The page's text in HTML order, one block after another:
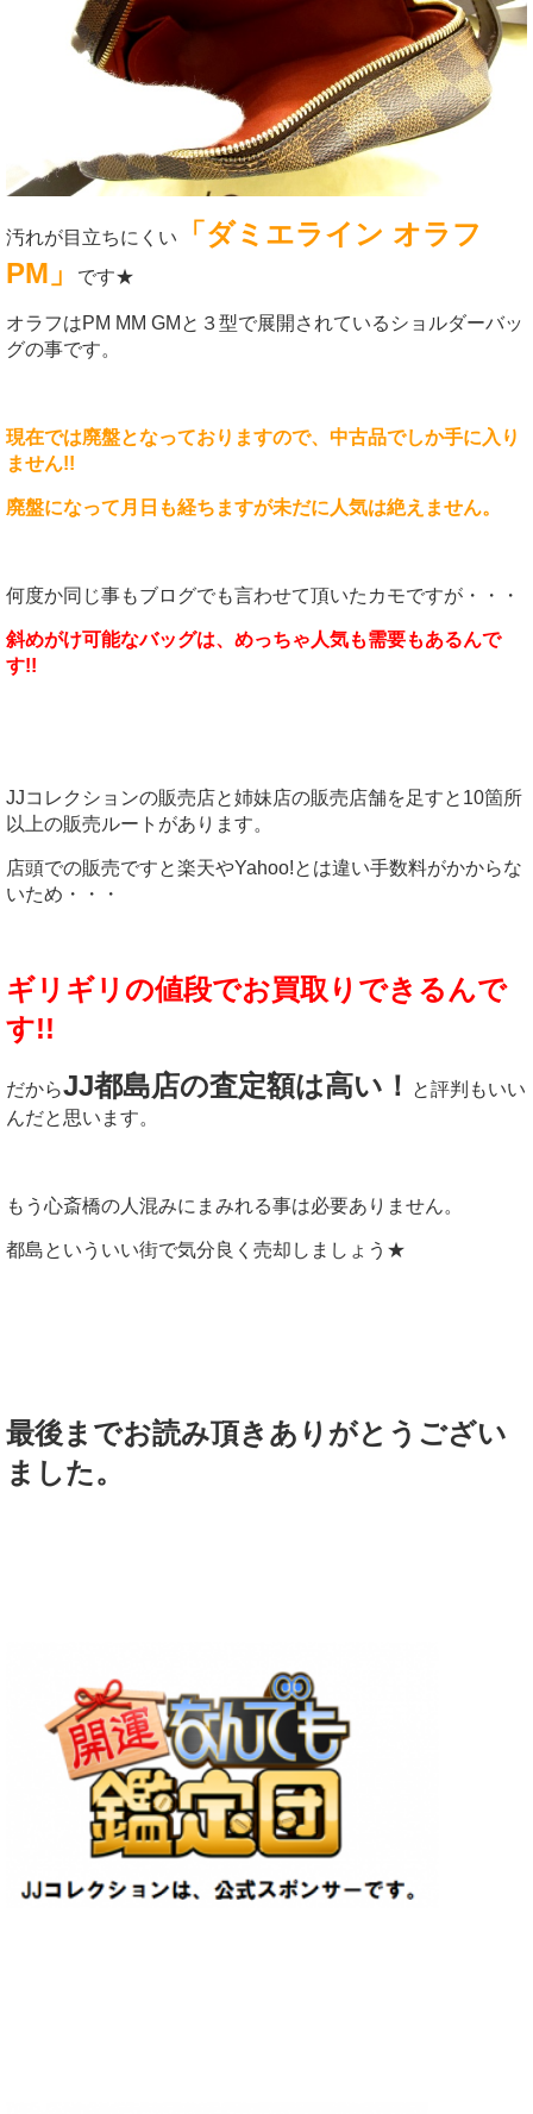
汚れが目立ちにくい
「ダミエライン オラフ
PM」
です★
オラフはPM MM GMと３型で展開されているショルダーバッ
グの事です。
現在では廃盤となっておりますので、中古品でしか手に入り
ません!!
廃盤になって月日も経ちますが未だに人気は絶えません。
何度か同じ事もブログでも言わせて頂いたカモですが・・・
斜めがけ可能なバッグは、めっちゃ人気も需要もあるんで
す!!
JJコレクションの販売店と姉妹店の販売店舗を足すと10箇所
以上の販売ルートがあります。
店頭での販売ですと楽天やYahoo!とは違い手数料がかからな
いため・・・
ギリギリの値段でお買取りできるんで
す!!
だからJJ都島店の査定額は高い！
と評判もいい
んだと思います。
もう心斎橋の人混みにまみれる事は必要ありません。
都島といういい街で気分良く売却しましょう★
最後までお読み頂きありがとうござい
ました。